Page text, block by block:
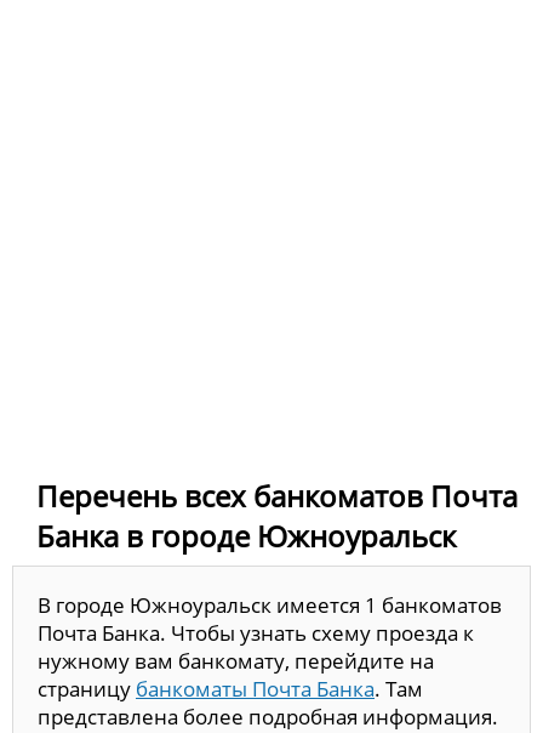
Перечень всех банкоматов Почта
Банка в городе Южноуральск
В городе Южноуральск имеется 1 банкоматов
Почта Банка. Чтобы узнать схему проезда к
нужному вам банкомату, перейдите на
страницу банкоматы Почта Банка. Там
представлена более подробная информация.